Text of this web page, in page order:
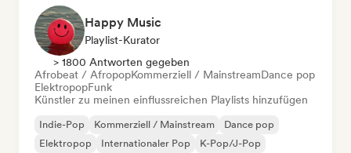
Happy Music
Playlist-Kurator
> 1800 Antworten gegeben
Afrobeat / AfropopKommerziell / MainstreamDance pop
ElektropopFunk
Künstler zu meinen einflussreichen Playlists hinzufügen
Indie-Pop Kommerziell / Mainstream
Dance pop
Elektropop
Internationaler Pop
K-Pop/J-Pop